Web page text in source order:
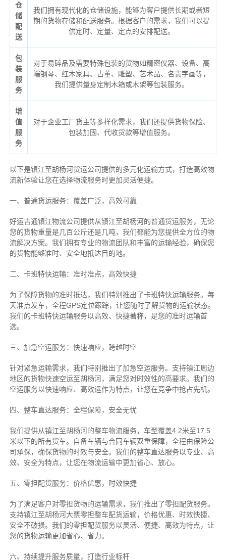
仓
储
配
送
我们拥有现代化的仓储设施，能够为客户提供长期或者短
期的货物存储和配送服务。根据客户的需求，我们可以提
供定时、定量、定点的安排配送。
包
装
服
务
对于易碎品及需要特殊包装的货物如精密仪器、设备、高
端钢琴、红木家具、古董、雕塑、艺术品、名贵字画等，
我们提供量身定制木箱或木架等包装服务。
增
值
服
务
对于企业工厂货主等多样化需求，我们还提供货物保险、
包装加固、代收货款等增值服务。
以下是镇江至胡杨河货运公司提供的多元化运输方式，打造高效物
流新体验让您在选择物流服务时更加灵活便捷。
一、普通货运服务：覆盖广泛，高效可靠
好运吉通镇江物流公司提供从镇江至胡杨河的普通货运服务，无论
您的货物重量是几百公斤还是几吨，我们都能为您提供全方位的物
流解决方案。我们拥有专业的物流团队和丰富的运输经验，确保您
的货物能够准时、安全地抵达目的地。
二、卡班特快运输：准时准点，高效快捷
为了保障货物的准时抵达，我们特别推出了卡班特快运输服务。每
天准点发车，全程GPS定位跟踪，让您随时了解货物的运输状态。
我们的卡班特快运输服务以高效、快捷著称，是您的准时运输首
选。
三、加急空运服务：快速响应，跨越时空
针对紧急运输需求，我们特别推出了加急空运服务。支持镇江周边
地区的货物快速空运至胡杨河，满足您对时效性的高要求。我们的
空运服务以快速响应、高效运作为特点，让您在竞争中抢占先机。
四、整车直达服务：全程保障，安全无忧
我们提供从镇江至胡杨河的整车物流服务，车型覆盖4.2米至17.5
米以下的所有货车。自备车辆与合同车辆双重保障，全程由保险公
司承保，确保货物的时效与安全。我们的整车直达服务以专业、高
效、安全为特点，让您在物流运输中更加省心、放心。
五、零担配货服务：价格优惠，时效快捷
为了满足客户对零担货物的运输需求，我们推出了零担配货服务。
支持镇江至胡杨河大票零担整车配货运输，价格优惠、时效快捷、
安全不破损。我们的零担配货服务以灵活、便捷、高效为特点，让
您的货物运输更加省心、省力。
六、持续提升服务质量，打造行业标杆